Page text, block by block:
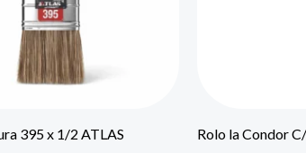
395 x 1/2 ATLAS Rolo la Condor